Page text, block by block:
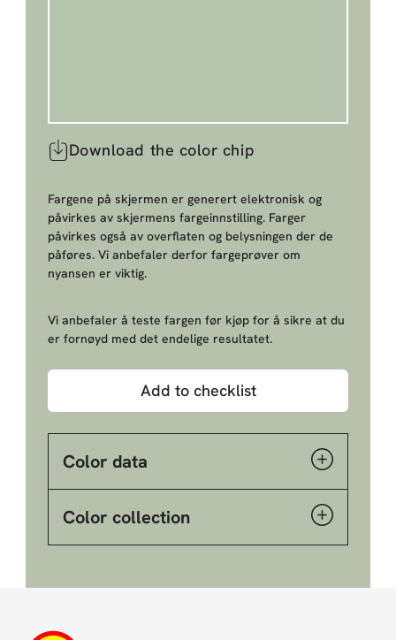
Download the color chip
Fargene på skjermen er generert elektronisk og
påvirkes av skjermens fargeinnstilling. Farger
påvirkes også av overflaten og belysningen der de
påføres. Vi anbefaler derfor fargeprøver om
nyansen er viktig.
Vi anbefaler å teste fargen før kjøp for å sikre at du
er fornøyd med det endelige resultatet.
Add to checklist
Color data
Color collection